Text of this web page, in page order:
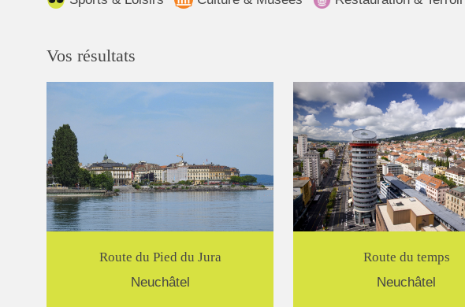
Vos résultats
Route du Pied du Jura
Neuchâtel
Route du temps
Neuchâtel